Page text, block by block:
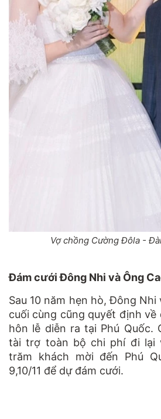
Vợ chồng Cường Đôla -
Đám cưới Đông Nhi và Ông
Sau 10 năm hẹn hò, Đông Nhi
cuối cùng cũng quyết định
hôn lễ diễn ra tại Phú Quốc.
tài trợ toàn bộ chi phí đi lại
trăm khách mời đến Phú
9,10/11 để dự đám cưới.